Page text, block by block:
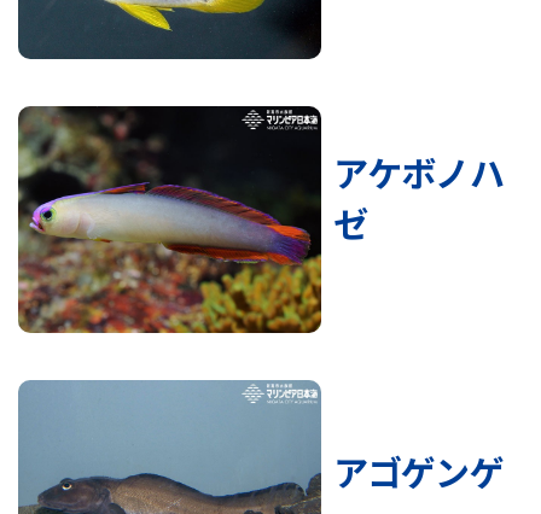
アケボノハ
ゼ
アゴゲンゲ